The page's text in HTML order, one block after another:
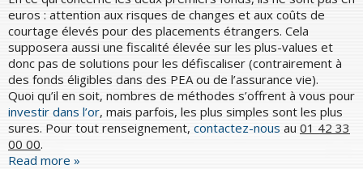
euros : attention aux risques de changes et aux coûts de
courtage élevés pour des placements étrangers. Cela
supposera aussi une fiscalité élevée sur les plus-values et
donc pas de solutions pour les défiscaliser (contrairement à
des fonds éligibles dans des PEA ou de l’assurance vie).
Quoi qu’il en soit, nombres de méthodes s’offrent à vous pour
investir dans l’or, mais parfois, les plus simples sont les plus
sures. Pour tout renseignement, contactez-nous au 01 42 33
00 00.
Read more »